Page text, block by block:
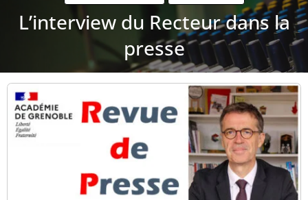
L’interview du Recteur dans la
presse